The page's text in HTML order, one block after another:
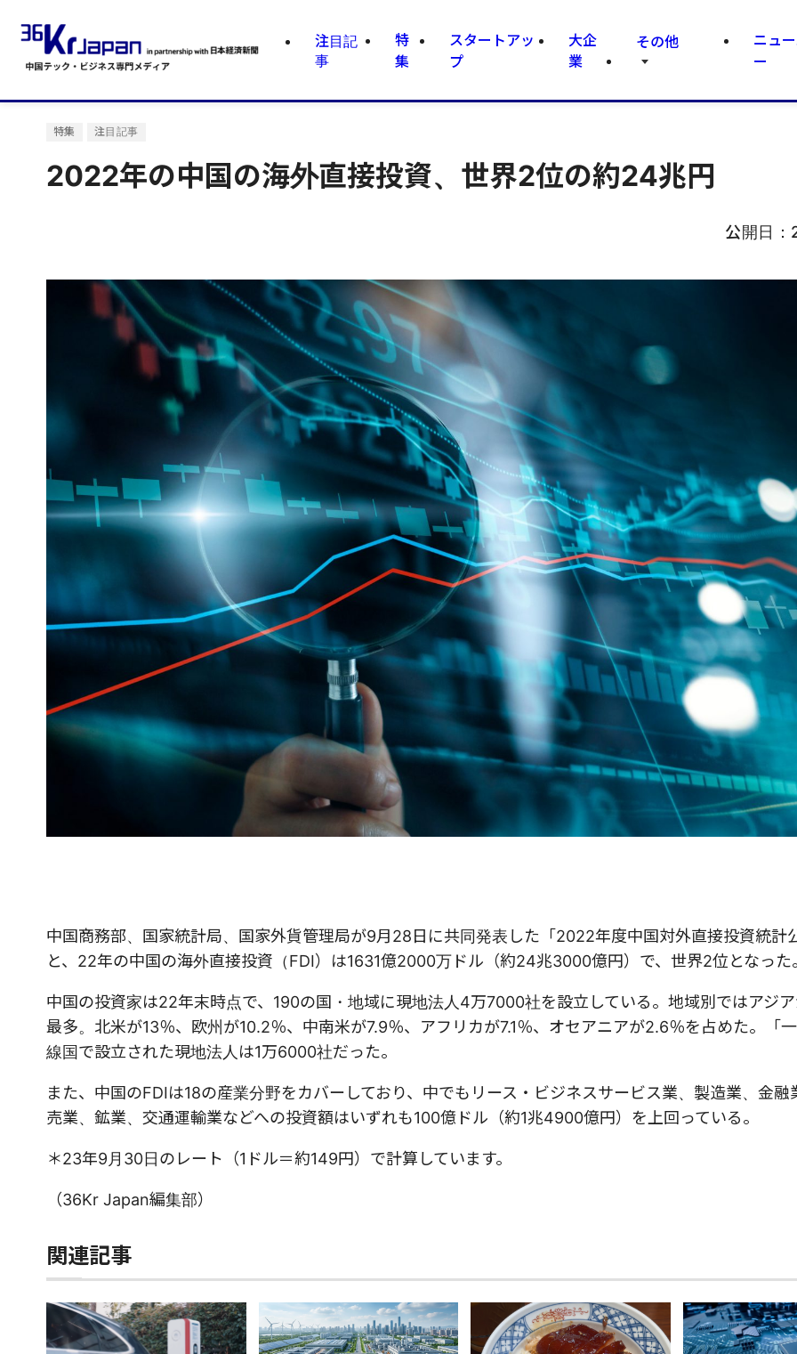
注目記
事
特
集
スタートアッ
プ
大企
業
その他
ニュ
ー
特集 注目記事
2022年の中国の海外直接投資、世界2位の約24兆円
公開日：
中国商務部、国家統計局、国家外貨管理局が9月28日に共同発表した「2022年度中国対外直接投資統計
と、22年の中国の海外直接投資（FDI）は1631億2000万ドル（約24兆3000億円）で、世界2位となった
中国の投資家は22年末時点で、190の国・地域に現地法人4万7000社を設立している。地域別ではアジ
最多。北米が13％、欧州が10.2％、中南米が7.9％、アフリカが7.1％、オセアニアが2.6％を占めた。「
線国で設立された現地法人は1万6000社だった。
また、中国のFDIは18の産業分野をカバーしており、中でもリース・ビジネスサービス業、製造業、金融
売業、鉱業、交通運輸業などへの投資額はいずれも100億ドル（約1兆4900億円）を上回っている。
＊23年9月30日のレート（1ドル＝約149円）で計算しています。
（36Kr Japan編集部）
関連記事